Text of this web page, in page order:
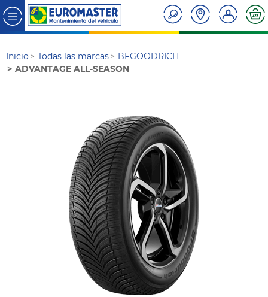
Inicio Todas las marcas
BFGOODRICH
ADVANTAGE ALL-SEASON